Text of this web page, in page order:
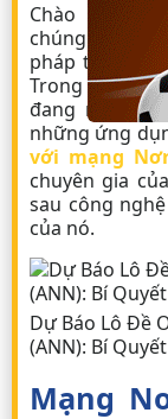
Chào mừng
chúng tôi
pháp tiếp
Trong kỷ
đang mở ra
những ứng
với mạng
chuyên gia
sau công
của nó.
Dự Báo Lô Đề
(ANN): Bí
Mạng